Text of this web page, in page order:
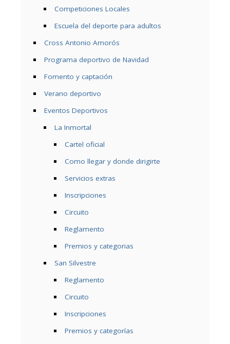
Competiciones Locales
Escuela del deporte para adultos
Cross Antonio Amorós
Programa deportivo de Navidad
Fomento y captación
Verano deportivo
Eventos Deportivos
La Inmortal
Cartel oficial
Como llegar y donde dirigirte
Servicios extras
Inscripciones
Circuito
Reglamento
Premios y categorias
San Silvestre
Reglamento
Circuito
Inscripciones
Premios y categorías